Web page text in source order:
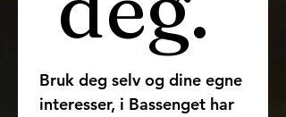
Bruk deg selv og dine egne
interesser, i Bassenget har